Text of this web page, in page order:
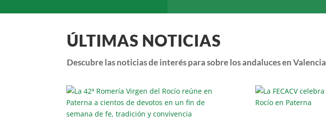
ÚLTIMAS NOTICIAS
Descubre las noticias de interés para sobre los andaluces en Valencia